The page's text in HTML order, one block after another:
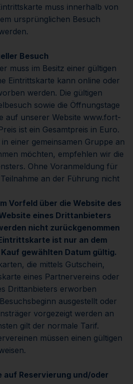
muss innerhalb von
ursprünglichen Besuch
Besuch
muss im Besitz einer gültigen
Eintrittskarte kann online oder
werden. Die gültigen
sowie die Öffnungstage
auf unserer Website www.fort-
ist ein Gesamtpreis in Euro.
einer gemeinsamen Gruppe an
möchten, empfehlen wir die
Ohne Voranmeldung für
an der Führung nicht
Vorfeld über die Website des
eines Drittanbieters
nicht zurückgenommen
ist nur an dem
gewählten Datum gültig.
die mittels Gutschein,
eines Partnervereins oder
Drittanbieters erworben
ausgestellt oder
vorgezeigt werden an
gilt der normale Tarif.
müssen einen gültigen
auf Reservierung und/oder